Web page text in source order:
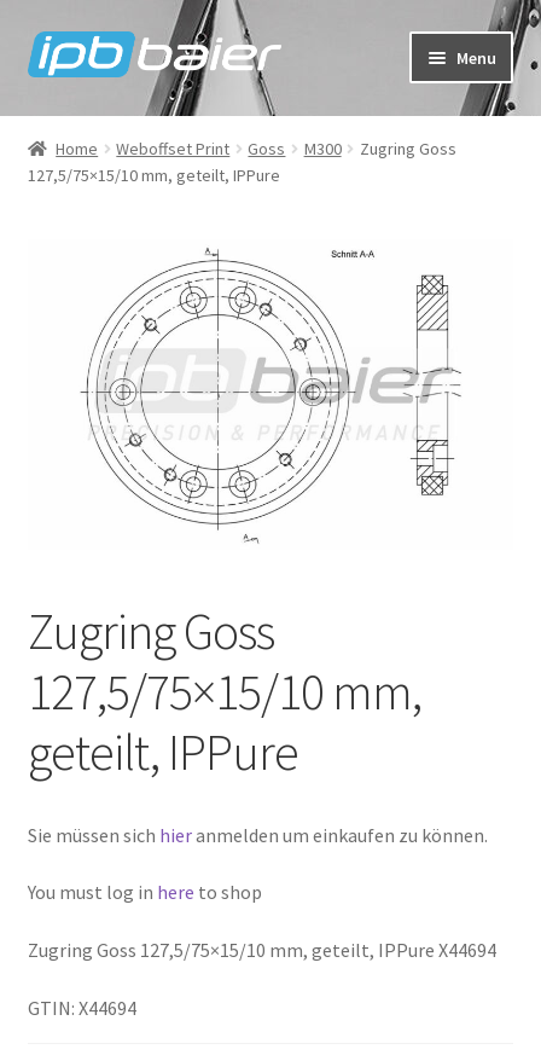
Skip
to
Skip
to
Menu
My Account
Cart
Home Weboffset Print Goss M300
Zugring Goss
127,5/75×15/10 mm, geteilt, IPPure
Zugring Goss
127,5/75×15/10 mm,
geteilt, IPPure
Sie müssen sich hieranmelden um einkaufen zu können.
You must log in here to shop
Zugring Goss 127,5/75×15/10 mm, geteilt, IPPure X44694
GTIN: X44694